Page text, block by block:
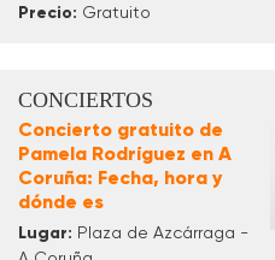
Precio: Gratuito
CONCIERTOS
Concierto gratuito de
Pamela Rodríguez en A
Coruña: Fecha, hora y
dónde es
Lugar: Plaza de Azcárraga -